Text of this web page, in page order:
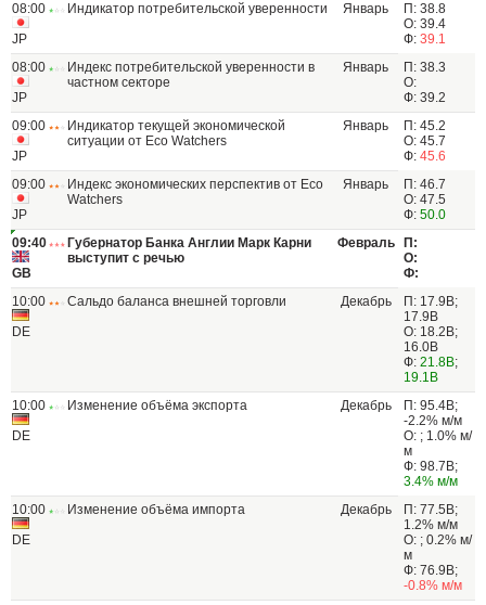
08:00
JP
Индикатор потребительской уверенности Январь
П: 38.8
О: 39.4
Ф: 39.1
08:00
JP
Индекс потребительской уверенности в
частном секторе
Январь
П: 38.3
О:
Ф: 39.2
09:00
JP
Индикатор текущей экономической
ситуации от Eco Watchers
Январь
П: 45.2
О: 45.7
Ф: 45.6
09:00
JP
Индекс экономических перспектив от Eco
Watchers
Январь
П: 46.7
О: 47.5
Ф: 50.0
09:40
GB
Губернатор Банка Англии Марк Карни
выступит с речью
Февраль
П:
О:
Ф:
10:00
DE
Сальдо баланса внешней торговли Декабрь
П: 17.9B;
17.9B
О: 18.2B;
16.0B
Ф: 21.8B;
19.1B
10:00
DE
Изменение объёма экспорта Декабрь
П: 95.4B;
-2.2% м/м
О: ; 1.0% м/
м
Ф: 98.7B;
3.4% м/м
10:00
DE
Изменение объёма импорта Декабрь
П: 77.5B;
1.2% м/м
О: ; 0.2% м/
м
Ф: 76.9B;
-0.8% м/м